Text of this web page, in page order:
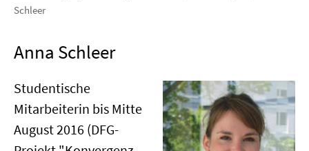
Schleer
Anna Schleer
Studentische
Mitarbeiterin bis Mitte
August 2016 (DFG-